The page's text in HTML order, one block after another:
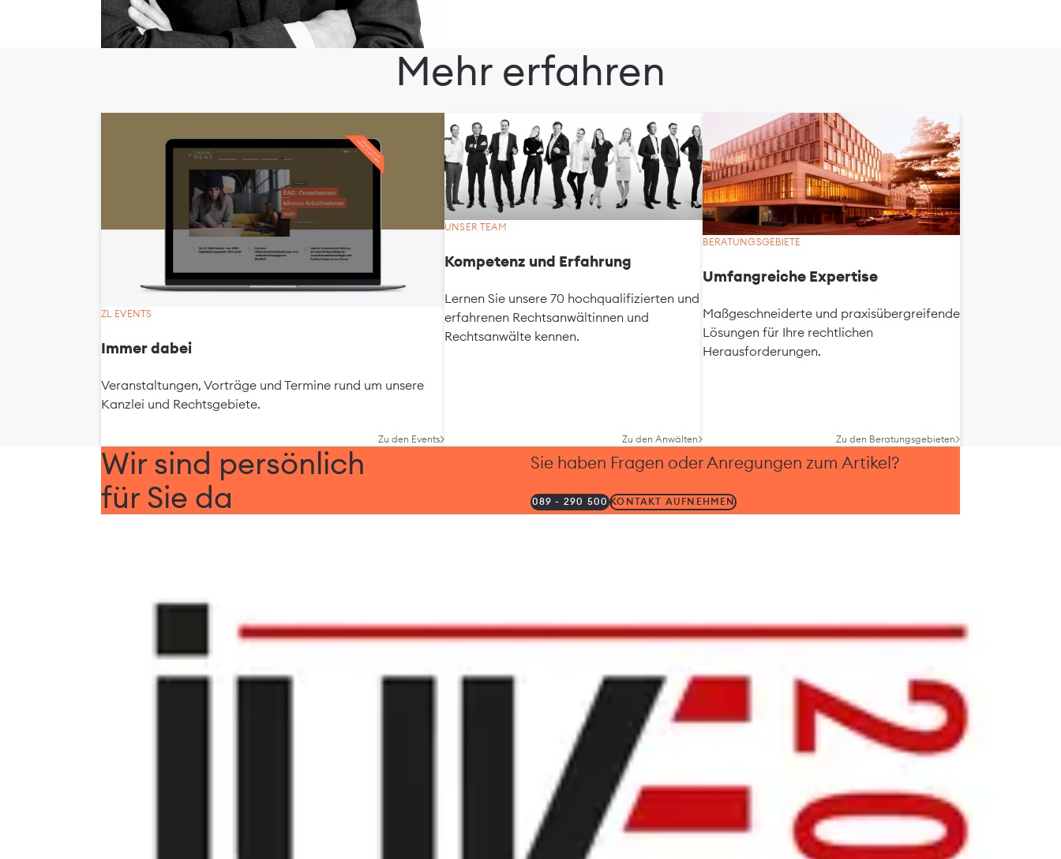
Mehr erfahren
ZL EVENTS
Immer dabei
Veranstaltungen, Vorträge und Termine rund um unsere
Kanzlei und Rechtsgebiete.
Zu den Events
UNSER TEAM
Kompetenz und Erfahrung
Lernen Sie unsere 70 hochqualifizierten und
erfahrenen Rechtsanwältinnen und
Rechtsanwälte kennen.
Zu den Anwälten
BERATUNGSGEBIETE
Umfangreiche Expertise
Maßgeschneiderte und praxisübergreifende
Lösungen für Ihre rechtlichen
Herausforderungen.
Zu den Beratungsgebieten
Wir sind persönlich
für Sie da
Sie haben Fragen oder Anregungen zum Artikel?
089 - 290 500 KONTAKT AUFNEHMEN